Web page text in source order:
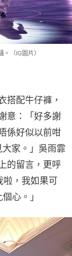
（IG圖片）
搭配牛仔褲，
意：「好多謝
係好似以前咁
家。」吳雨霏
的留言，更呼
啦，我如果可
心。」